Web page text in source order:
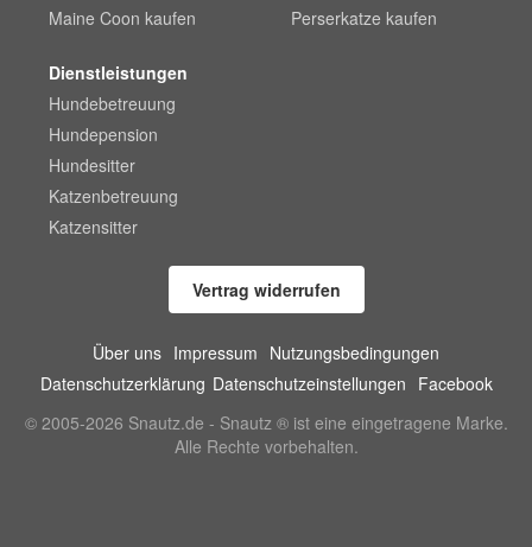
Maine Coon kaufen
Perserkatze kaufen
Dienstleistungen
Hundebetreuung
Hundepension
Hundesitter
Katzenbetreuung
Katzensitter
Vertrag widerrufen
Über uns Impressum Nutzungsbedingungen
Datenschutzerklärung Datenschutzeinstellungen Facebook
© 2005-2026 Snautz.de - Snautz ® ist eine eingetragene Marke.
Alle Rechte vorbehalten.